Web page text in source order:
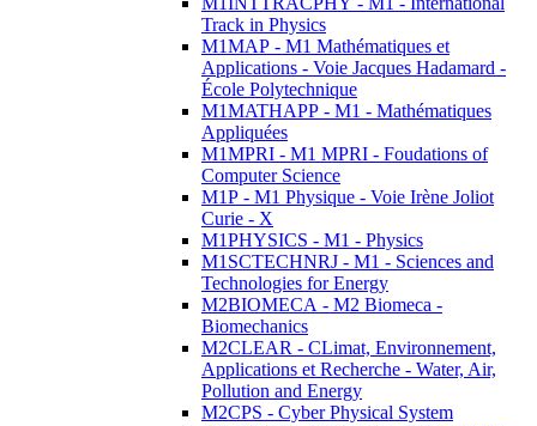
Track in Physics
M1MAP - M1 Mathématiques et
Applications - Voie Jacques Hadamard -
École Polytechnique
M1MATHAPP - M1 - Mathématiques
Appliquées
M1MPRI - M1 MPRI - Foudations of
Computer Science
M1P - M1 Physique - Voie Irène Joliot
Curie - X
M1PHYSICS - M1 - Physics
M1SCTECHNRJ - M1 - Sciences and
Technologies for Energy
M2BIOMECA - M2 Biomeca -
Biomechanics
M2CLEAR - CLimat, Environnement,
Applications et Recherche - Water, Air,
Pollution and Energy
M2CPS - Cyber Physical System